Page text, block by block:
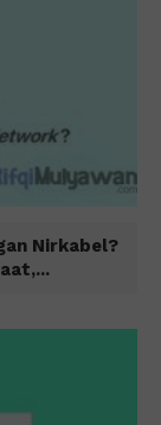
Nirkabel?